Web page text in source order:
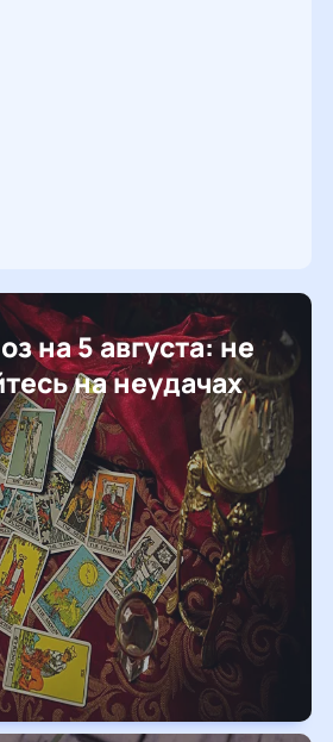
на 5 августа: не
на неудачах